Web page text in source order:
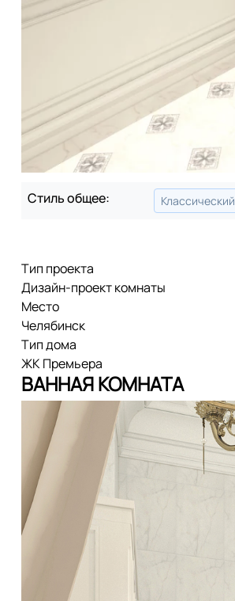
Стиль общее: Классический
Тип проекта
Дизайн-проект комнаты
Место
Челябинск
Тип дома
ЖК Премьера
ВАННАЯ КОМНАТА